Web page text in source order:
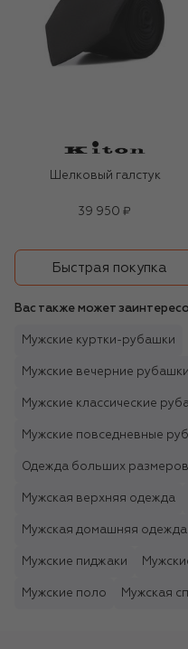
Шелковый галстук
39 950 ₽
Быстрая покупка
Вас также может
Мужские куртки-рубашки
Мужские вечерние
Мужские классические
Мужские повседневные
Одежда больших
Мужская верхняя одежда
Мужская домашняя одежда
Мужские пиджаки
Мужские поло Мужская